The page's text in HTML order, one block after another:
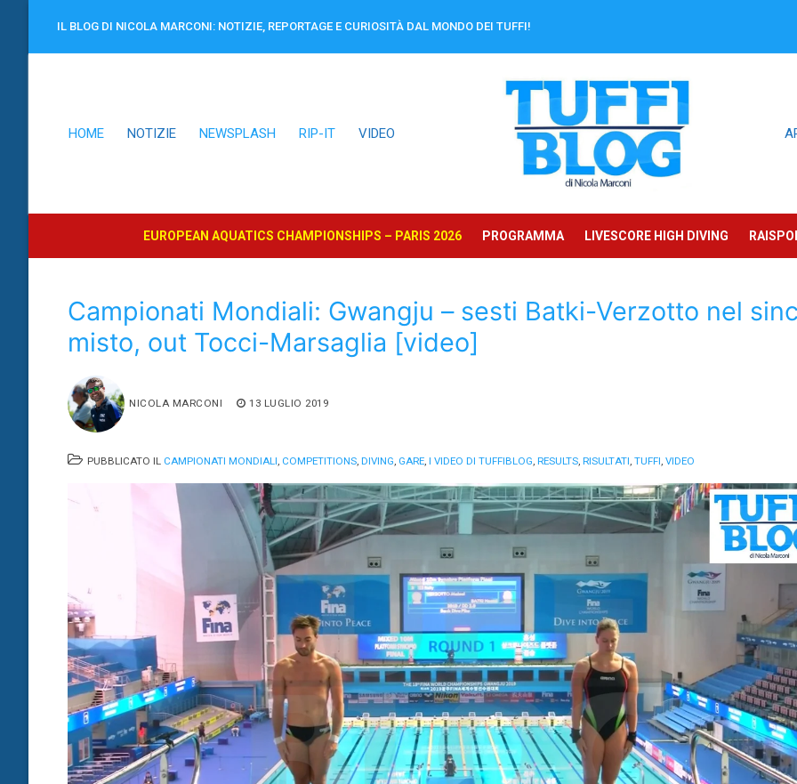
contenuto
IL BLOG DI NICOLA MARCONI: NOTIZIE, REPORTAGE E CURIOSITÀ DAL MONDO DEI TUFFI!
HOME NOTIZIE NEWSPLASH RIP-IT VIDEO
EUROPEAN AQUATICS CHAMPIONSHIPS – PARIS 2026 PROGRAMMA LIVESCORE HIGH DIVING
Campionati Mondiali: Gwangju – sesti Batki-Verzotto nel
misto, out Tocci-Marsaglia [video]
NICOLA MARCONI 13 LUGLIO 2019
PUBBLICATO IL CAMPIONATI MONDIALI COMPETITIONS DIVING GARE I VIDEO DI TUFFIBLOG RESULTS RISULTATI TUFFI VIDEO